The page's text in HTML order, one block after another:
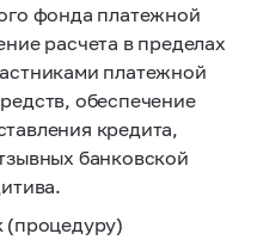
фонда платежной
расчета в пределах
платежной
обеспечение
кредита,
банковской
(процедуру)